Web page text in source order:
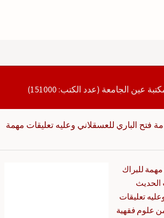
عين الجامعة (عدد الكتب: 151000)
فتح الباري للعسقلاني وعليه تعليقات مهمة
للبراك
الحديث
تعليقات
علوم فقهية